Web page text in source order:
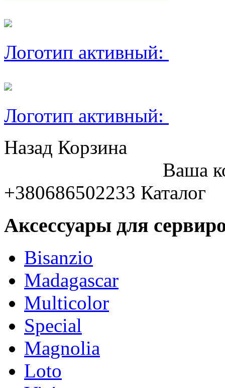
Логотип активный:
Логотип активный:
Назад Корзина
Ваша
+380686502233 Каталог
Аксессуары для
Bisanzio
Madagascar
Multicolor
Special
Magnolia
Loto